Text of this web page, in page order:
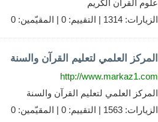
علوم القرآن الكريم
الزيارات: 1314 | التقييم: 0 | المقيّمين: 0
المركز العلمي لتعليم القرآن والسنة
http://www.markaz1.com
المركز العلمي لتعليم القرآن والسنة
الزيارات: 1563 | التقييم: 0 | المقيّمين: 0